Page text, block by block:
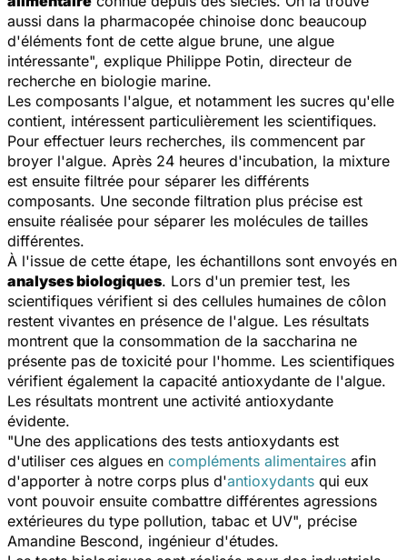
aussi dans la pharmacopée chinoise donc beaucoup
d'éléments font de cette algue brune, une algue
intéressante", explique Philippe Potin, directeur de
recherche en biologie marine.
Les composants l'algue, et notamment les sucres qu'elle
contient, intéressent particulièrement les scientifiques.
Pour effectuer leurs recherches, ils commencent par
broyer l'algue. Après 24 heures d'incubation, la mixture
est ensuite filtrée pour séparer les différents
composants. Une seconde filtration plus précise est
ensuite réalisée pour séparer les molécules de tailles
différentes.
À l'issue de cette étape, les échantillons sont envoyés en
analyses biologiques. Lors d'un premier test, les
scientifiques vérifient si des cellules humaines de côlon
restent vivantes en présence de l'algue. Les résultats
montrent que la consommation de la saccharina ne
présente pas de toxicité pour l'homme. Les scientifiques
vérifient également la capacité antioxydante de l'algue.
Les résultats montrent une activité antioxydante
évidente.
"Une des applications des tests antioxydants est
d'utiliser ces algues en compléments alimentaires afin
d'apporter à notre corps plus d'antioxydants qui eux
vont pouvoir ensuite combattre différentes agressions
extérieures du type pollution, tabac et UV", précise
Amandine Bescond, ingénieur d'études.